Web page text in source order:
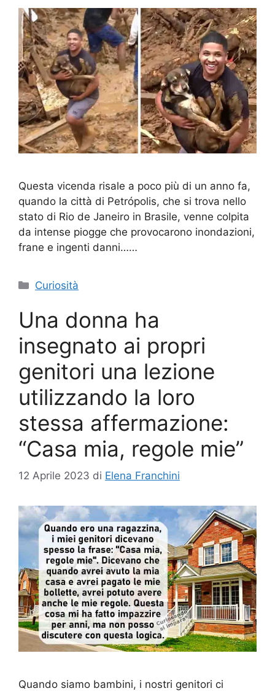
Questa vicenda risale a poco più di un anno fa,
quando la città di Petrópolis, che si trova nello
stato di Rio de Janeiro in Brasile, venne colpita
da intense piogge che provocarono inondazioni,
frane e ingenti danni……
Categorie
Curiosità
Una donna ha
insegnato ai propri
genitori una lezione
utilizzando la loro
stessa affermazione:
“Casa mia, regole mie”
12 Aprile 2023 di Elena Franchini
Quando siamo bambini, i nostri genitori ci